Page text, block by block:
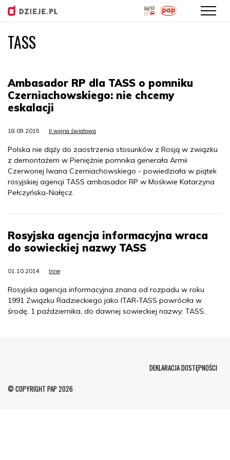
TASS
Ambasador RP dla TASS o pomniku
Czerniachowskiego: nie chcemy
eskalacji
18.09.2015 II wojna światowa
Polska nie dąży do zaostrzenia stosunków z Rosją w związku
z demontażem w Pieniężnie pomnika generała Armii
Czerwonej Iwana Czerniachowskiego - powiedziała w piątek
rosyjskiej agencji TASS ambasador RP w Moskwie Katarzyna
Pełczyńska-Nałęcz.
Rosyjska agencja informacyjna wraca
do sowieckiej nazwy TASS
01.10.2014 Inne
Rosyjska agencja informacyjna znana od rozpadu w roku
1991 Związku Radzieckiego jako ITAR-TASS powróciła w
środę, 1 października, do dawnej sowieckiej nazwy: TASS.
© COPYRIGHT PAP 2026
DEKLARACJA DOSTĘPNOŚCI